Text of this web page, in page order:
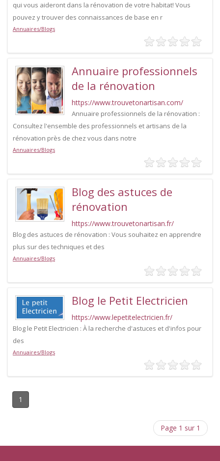
qui vous aideront dans la rénovation de votre habitat! Vous
pouvez y trouver des connaissances de base en r
Annuaires/Blogs
Annuaire professionnels
de la rénovation
https://www.trouvetonartisan.com/
Annuaire professionnels de la rénovation :
Consultez l'ensemble des professionnels et artisans de la
rénovation près de chez vous dans notre
Annuaires/Blogs
Blog des astuces de
rénovation
https://www.trouvetonartisan.fr/
Blog des astuces de rénovation : Vous souhaitez en apprendre
plus sur des techniques et des
Annuaires/Blogs
Blog le Petit Electricien
https://www.lepetitelectricien.fr/
Blog le Petit Electricien : À la recherche d'astuces et d'infos pour
des
Annuaires/Blogs
1
Page 1 sur 1